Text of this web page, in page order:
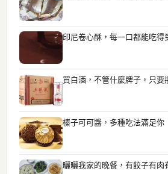
印尼卷心酥，每一口都能吃得
買白酒，不管什麼牌子，只
榛子可可醬，多種吃法滿足你
曬曬我家的晚餐，有餃子有肉